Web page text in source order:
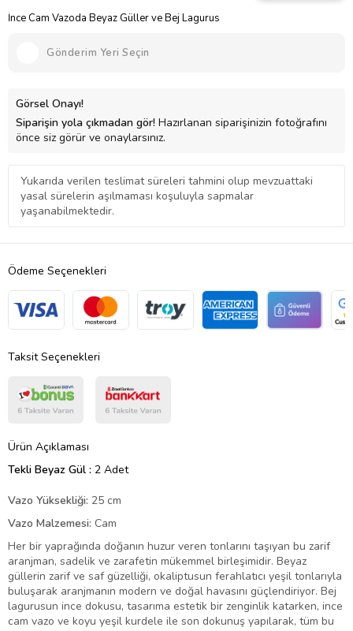
İnce Cam Vazoda Beyaz Güller ve Bej Lagurus
Gönderim Yeri Seçin
Görsel Onayı!
Siparişin yola çıkmadan gör! Hazırlanan siparişinizin fotoğrafını
önce siz görür ve onaylarsınız.
Yukarıda verilen teslimat süreleri tahmini olup mevzuattaki
yasal sürelerin aşılmaması koşuluyla sapmalar
yaşanabilmektedir.
Ödeme Seçenekleri
Taksit Seçenekleri
Ürün Açıklaması
Tekli Beyaz Gül : 2 Adet
Vazo Yüksekliği: 25 cm
Vazo Malzemesi: Cam
Her bir yaprağında doğanın huzur veren tonlarını taşıyan bu zarif
aranjman, sadelik ve zarafetin mükemmel birleşimidir. Beyaz
güllerin zarif ve saf güzelliği, okaliptusun ferahlatıcı yeşil tonlarıyla
buluşarak aranjmanın modern ve doğal havasını güçlendiriyor. Bej
lagurusun ince dokusu, tasarıma estetik bir zenginlik katarken, ince
cam vazo ve koyu yeşil kurdele ile son dokunuş yapılarak, tüm bu